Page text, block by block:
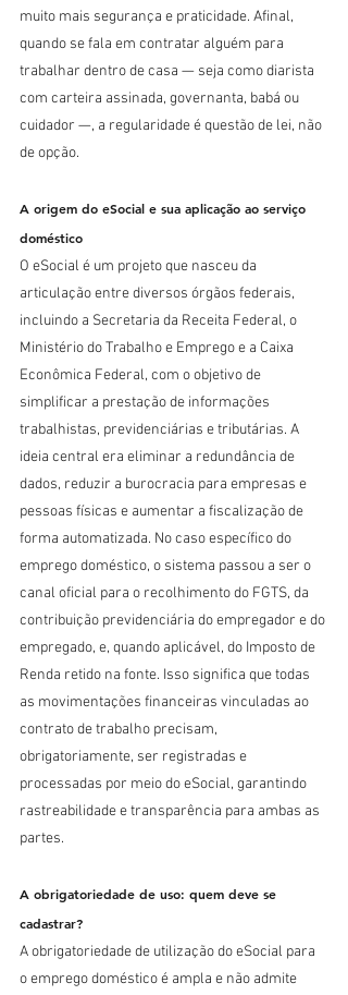
muito mais segurança e praticidade. Afinal,
quando se fala em contratar alguém para
trabalhar dentro de casa — seja como diarista
com carteira assinada, governanta, babá ou
cuidador —, a regularidade é questão de lei, não
de opção.
A origem do eSocial e sua aplicação ao serviço
doméstico
O eSocial é um projeto que nasceu da
articulação entre diversos órgãos federais,
incluindo a Secretaria da Receita Federal, o
Ministério do Trabalho e Emprego e a Caixa
Econômica Federal, com o objetivo de
simplificar a prestação de informações
trabalhistas, previdenciárias e tributárias. A
ideia central era eliminar a redundância de
dados, reduzir a burocracia para empresas e
pessoas físicas e aumentar a fiscalização de
forma automatizada. No caso específico do
emprego doméstico, o sistema passou a ser o
canal oficial para o recolhimento do FGTS, da
contribuição previdenciária do empregador e do
empregado, e, quando aplicável, do Imposto de
Renda retido na fonte. Isso significa que todas
as movimentações financeiras vinculadas ao
contrato de trabalho precisam,
obrigatoriamente, ser registradas e
processadas por meio do eSocial, garantindo
rastreabilidade e transparência para ambas as
partes.
A obrigatoriedade de uso: quem deve se
cadastrar?
A obrigatoriedade de utilização do eSocial para
o emprego doméstico é ampla e não admite